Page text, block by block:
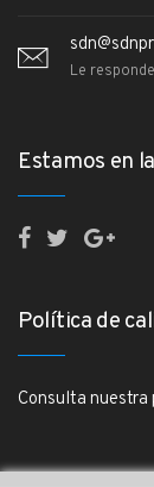
Le
Estamos en
Política de
Consulta nuestra